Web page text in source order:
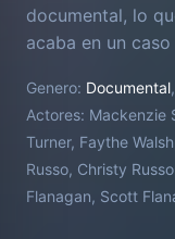
documental, lo
acaba en un
Genero: Documental,
Actores: Mackenzie
Turner, Faythe
Russo, Christy
Flanagan, Scott